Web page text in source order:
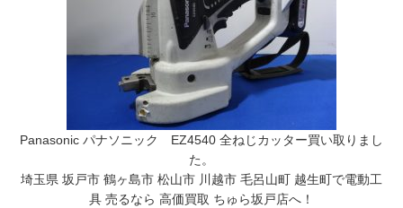
Panasonic パナソニック EZ4540 全ねじカッター買い取りまし
た。
埼玉県 坂戸市 鶴ヶ島市 松山市 川越市 毛呂山町 越生町で電動工
具 売るなら 高価買取 ちゅら坂戸店へ！